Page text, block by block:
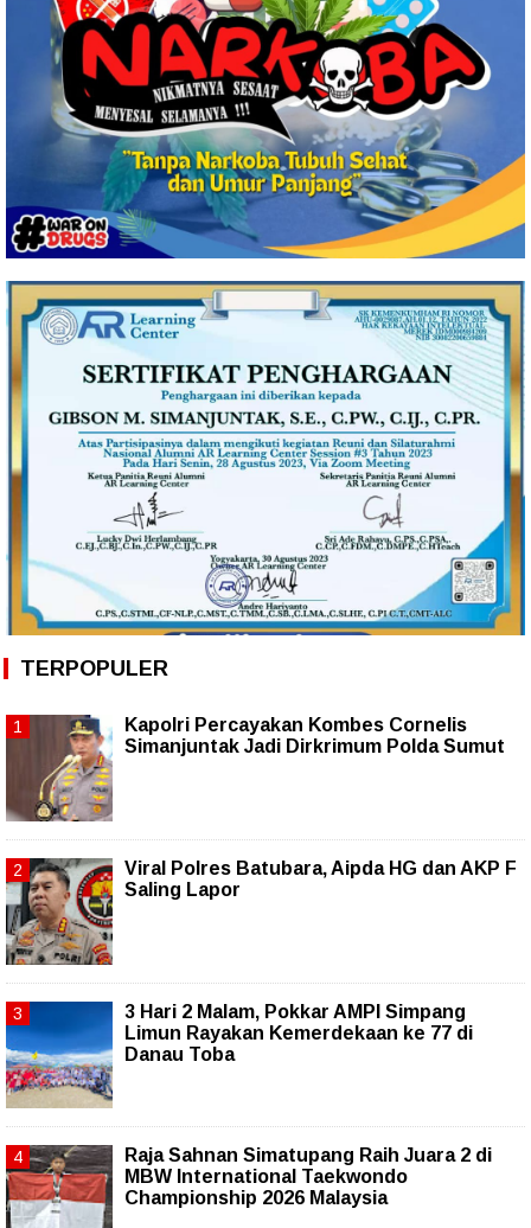
TERPOPULER
Kapolri Percayakan Kombes Cornelis
Simanjuntak Jadi Dirkrimum Polda Sumut
Viral Polres Batubara, Aipda HG dan AKP F
Saling Lapor
3 Hari 2 Malam, Pokkar AMPI Simpang
Limun Rayakan Kemerdekaan ke 77 di
Danau Toba
Raja Sahnan Simatupang Raih Juara 2 di
MBW International Taekwondo
Championship 2026 Malaysia